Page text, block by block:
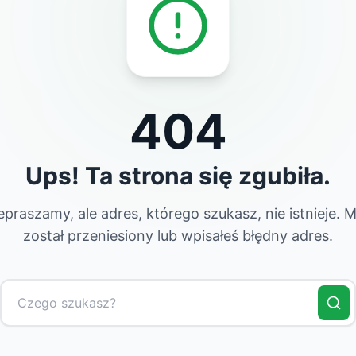
404
Ups! Ta strona się zgubiła.
ale adres, którego szukasz, nie istnieje.
został przeniesiony lub wpisałeś błędny adres.